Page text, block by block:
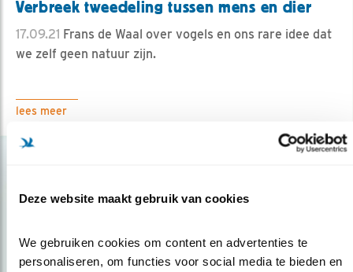
Deze website maakt gebruik van cookies
We gebruiken cookies om content en advertenties te
personaliseren, om functies voor social media te bieden en
Verbreek tweedeling tussen mens en dier
17.09.21 Frans de Waal over vogels en ons rare idee dat
we zelf geen natuur zijn.
lees meer